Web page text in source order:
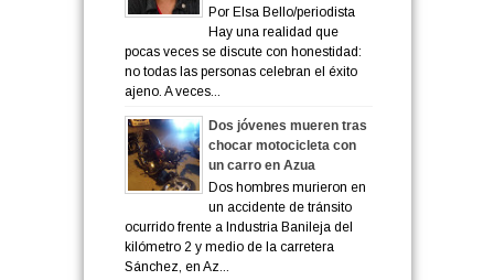
Por Elsa Bello/periodista
Hay una realidad que
pocas veces se discute con honestidad:
no todas las personas celebran el éxito
ajeno. A veces...
Dos jóvenes mueren tras
chocar motocicleta con
un carro en Azua
Dos hombres murieron en
un accidente de tránsito
ocurrido frente a Industria Banileja del
kilómetro 2 y medio de la carretera
Sánchez, en Az...